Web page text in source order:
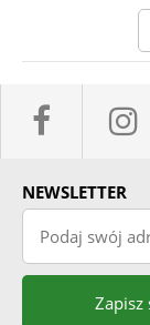
NEWSLETTER
Podaj swój adres
Zapisz